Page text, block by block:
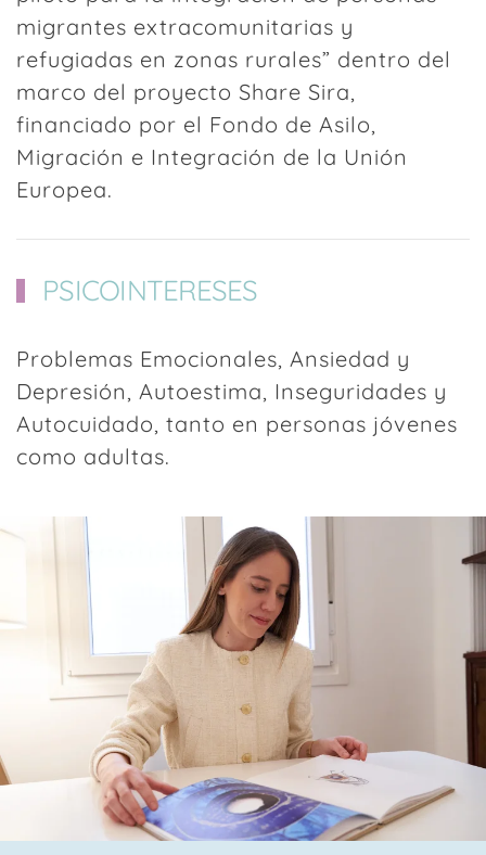
migrantes extracomunitarias y
refugiadas en zonas rurales” dentro del
marco del proyecto Share Sira,
financiado por el Fondo de Asilo,
Migración e Integración de la Unión
Europea.
PSICOINTERESES
Problemas Emocionales, Ansiedad y
Depresión, Autoestima, Inseguridades y
Autocuidado, tanto en personas jóvenes
como adultas.